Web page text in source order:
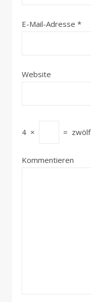
E-Mail-Adresse *
Website
4 × = zwölf
Kommentieren